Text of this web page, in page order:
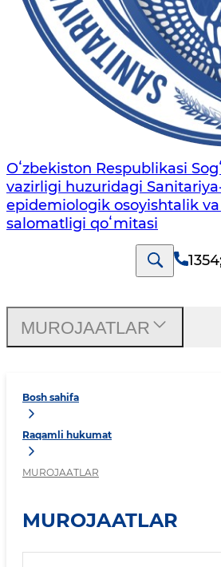
Oʻzbekiston Respublikasi
vazirligi huzuridagi
epidemiologik osoyishtalik
salomatligi qoʻmitasi
1354
Bosh sahifa
Raqamli hukumat
MUROJAATLAR
MUROJAATLAR
MUROJAATLAR